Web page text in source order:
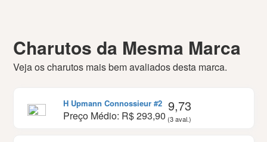
Charutos da Mesma Marca
Veja os charutos mais bem avaliados desta marca.
H Upmann Connossieur #2
Preço Médio: R$ 293,90
9,73
(3 aval.)